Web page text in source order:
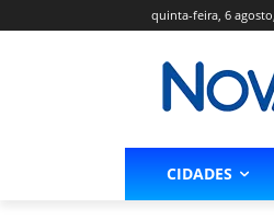
quinta-feira, 6
CIDADES